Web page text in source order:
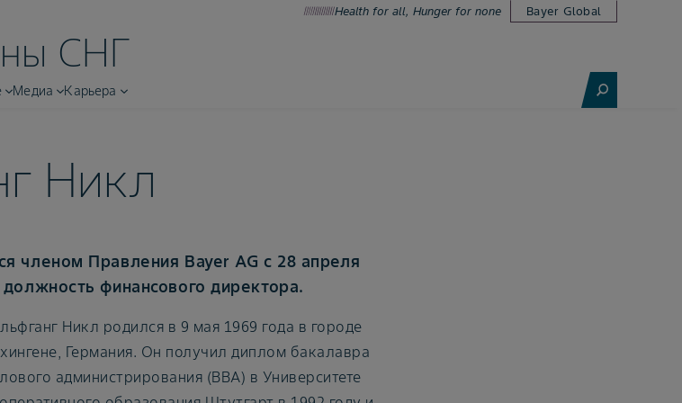
Health for all, Hunger for none Bayer Global
СНГ
Медиа Карьера
Никл
членом Правления Bayer AG с 28 апреля
финансового директора.
Никл родился в 9 мая 1969 года в городе
Германия. Он получил диплом бакалавра
администрирования (BBA) в Университете